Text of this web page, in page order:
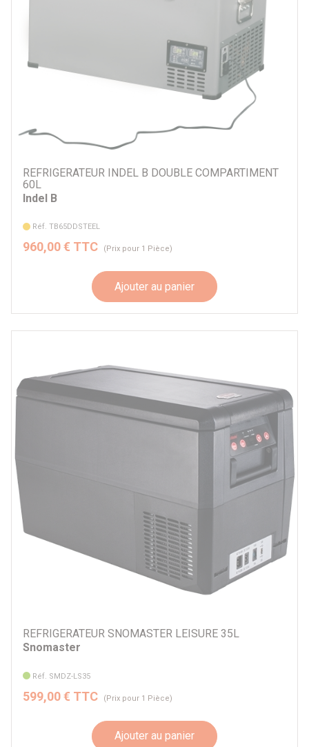
REFRIGERATEUR INDEL B DOUBLE COMPARTIMENT
60L
Indel B
Réf. TB65DDSTEEL
960,00 € TTC (Prix pour 1 Pièce)
Ajouter au panier
REFRIGERATEUR SNOMASTER LEISURE 35L
Snomaster
Réf. SMDZ-LS35
599,00 € TTC (Prix pour 1 Pièce)
Ajouter au panier